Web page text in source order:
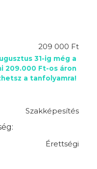
209 000 Ft
31-ig még a
209.000 Ft-os áron
a tanfolyamra!
Szakképesítés
Érettségi